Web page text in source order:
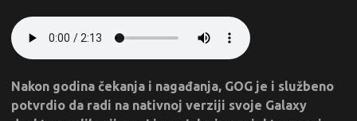
Nakon godina čekanja i nagađanja, GOG je i službeno
potvrdio da radi na nativnoj verziji svoje Galaxy